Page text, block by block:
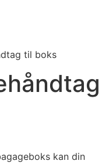
til boks
kan din